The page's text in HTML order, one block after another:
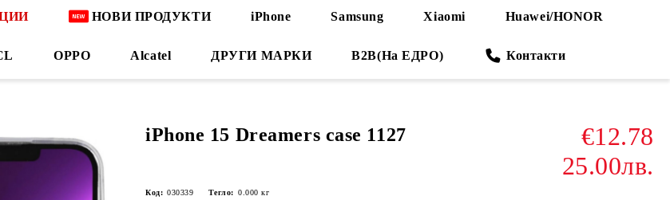
НОВИ ПРОДУКТИ iPhone Samsung Xiaomi Huawei/HONOR
OPPO Alcatel ДРУГИ МАРКИ B2B(На ЕДРО) Контакти
iPhone 15 Dreamers case 1127
€12.78
25.00лв.
Код: 030339 Тегло: 0.000 кг